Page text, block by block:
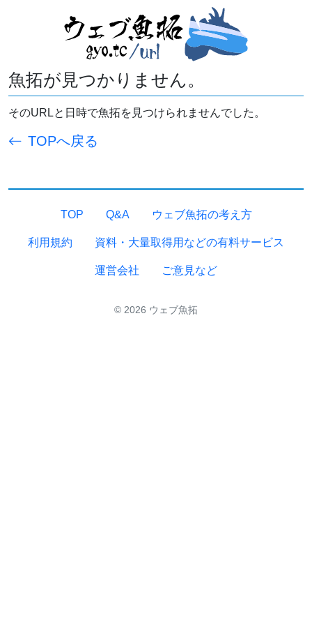
魚拓が見つかりません。
そのURLと日時で魚拓を見つけられませんでした。
TOPへ戻る
TOP Q&A ウェブ魚拓の考え方
利用規約 資料・大量取得用などの有料サービス
運営会社 ご意見など
© 2026 ウェブ魚拓